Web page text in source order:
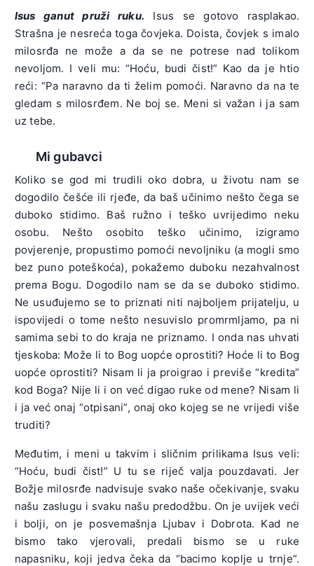
Isus ganut pruži ruku. Isus se gotovo rasplakao.
Strašna je nesreća toga čovjeka. Doista, čovjek s imalo
milosrđa ne može a da se ne potrese nad tolikom
nevoljom. I veli mu: “Hoću, budi čist!” Kao da je htio
reći: “Pa naravno da ti želim pomoći. Naravno da na te
gledam s milosrđem. Ne boj se. Meni si važan i ja sam
uz tebe.
Mi gubavci
Koliko se god mi trudili oko dobra, u životu nam se
dogodilo češće ili rjeđe, da baš učinimo nešto čega se
duboko stidimo. Baš ružno i teško uvrijedimo neku
osobu. Nešto osobito teško učinimo, izigramo
povjerenje, propustimo pomoći nevoljniku (a mogli smo
bez puno poteškoća), pokažemo duboku nezahvalnost
prema Bogu. Dogodilo nam se da se duboko stidimo.
Ne usuđujemo se to priznati niti najboljem prijatelju, u
ispovijedi o tome nešto nesuvislo promrmljamo, pa ni
samima sebi to do kraja ne priznamo. I onda nas uhvati
tjeskoba: Može li to Bog uopće oprostiti? Hoće li to Bog
uopće oprostiti? Nisam li ja proigrao i previše “kredita”
kod Boga? Nije li i on već digao ruke od mene? Nisam li
i ja već onaj “otpisani”, onaj oko kojeg se ne vrijedi više
truditi?
Međutim, i meni u takvim i sličnim prilikama Isus veli:
“Hoću, budi čist!” U tu se riječ valja pouzdavati. Jer
Božje milosrđe nadvisuje svako naše očekivanje, svaku
našu zaslugu i svaku našu predodžbu. On je uvijek veći
i bolji, on je posvemašnja Ljubav i Dobrota. Kad ne
bismo tako vjerovali, predali bismo se u ruke
napasniku, koji jedva čeka da “bacimo koplje u trnje”.